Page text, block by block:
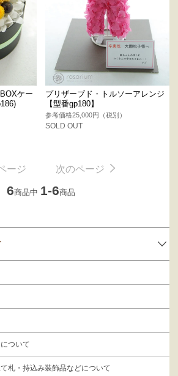
ケー
プリザーブド・トルソーアレンジ
【型番gp180】
参考価格25,000円（税別）
SOLD OUT
ージ 次のページ
6商品中 1-6商品
ついて
札・持込み装飾品などについて